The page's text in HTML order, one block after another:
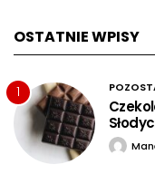
OSTATNIE WPISY
1